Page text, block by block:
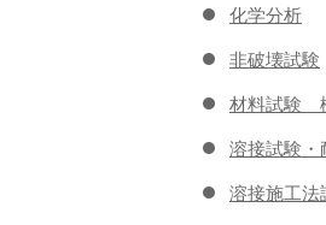
化学分析
非破壊試験
材料試験
溶接試験・
溶接施工法